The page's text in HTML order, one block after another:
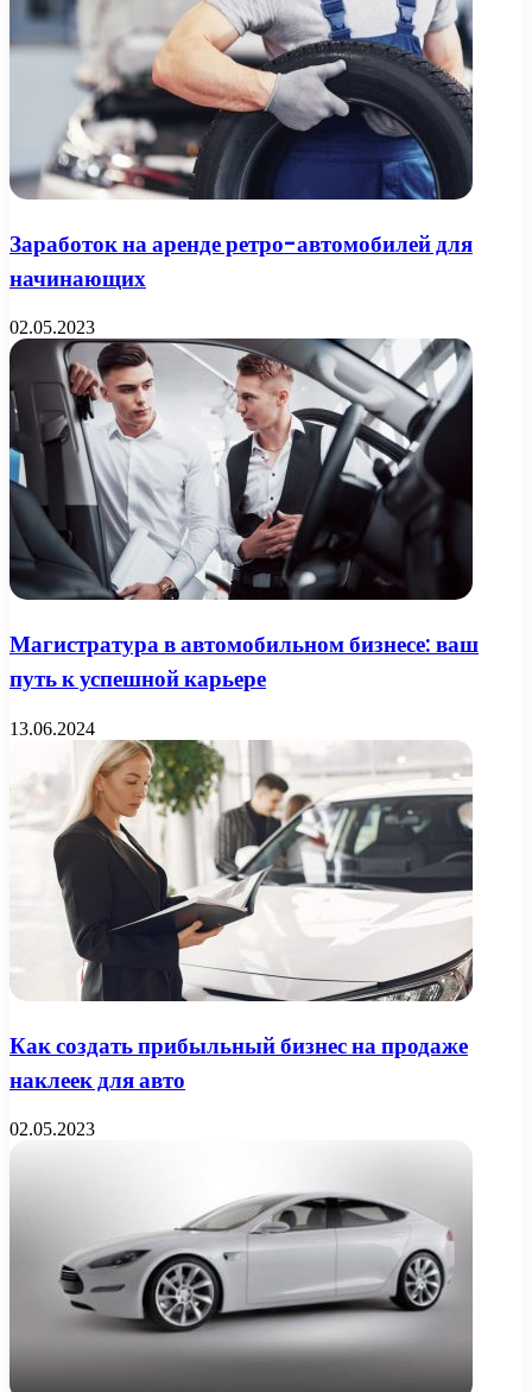
Заработок на аренде ретро-автомобилей для
начинающих
02.05.2023
Магистратура в автомобильном бизнесе: ваш
путь к успешной карьере
13.06.2024
Как создать прибыльный бизнес на продаже
наклеек для авто
02.05.2023